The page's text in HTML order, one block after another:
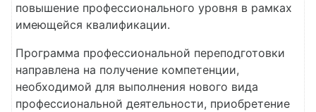
повышение профессионального уровня в рамках
имеющейся квалификации.
Программа профессиональной переподготовки
направлена на получение компетенции,
необходимой для выполнения нового вида
профессиональной деятельности, приобретение